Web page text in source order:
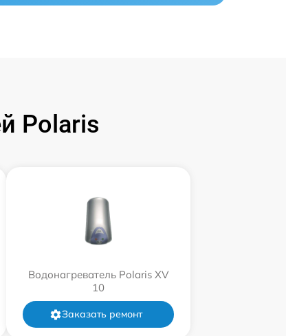
Polaris
Водонагреватель Polaris XV
10
Заказать ремонт